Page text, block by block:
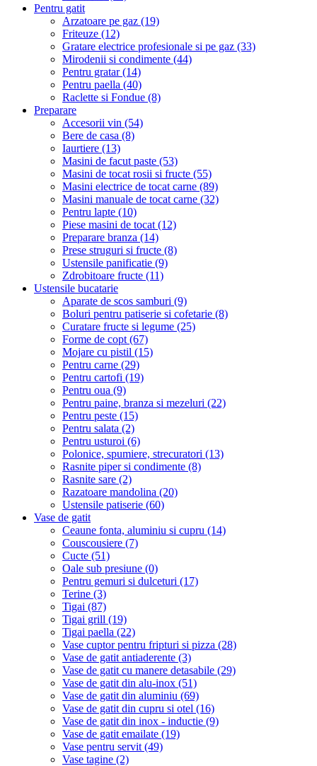
Pentru gatit
Arzatoare pe gaz (19)
Friteuze (12)
Gratare electrice profesionale si pe gaz (33)
Mirodenii si condimente (44)
Pentru gratar (14)
Pentru paella (40)
Raclette si Fondue (8)
Preparare
Accesorii vin (54)
Bere de casa (8)
Iaurtiere (13)
Masini de facut paste (53)
Masini de tocat rosii si fructe (55)
Masini electrice de tocat carne (89)
Masini manuale de tocat carne (32)
Pentru lapte (10)
Piese masini de tocat (12)
Preparare branza (14)
Prese struguri si fructe (8)
Ustensile panificatie (9)
Zdrobitoare fructe (11)
Ustensile bucatarie
Aparate de scos samburi (9)
Boluri pentru patiserie si cofetarie (8)
Curatare fructe si legume (25)
Forme de copt (67)
Mojare cu pistil (15)
Pentru carne (29)
Pentru cartofi (19)
Pentru oua (9)
Pentru paine, branza si mezeluri (22)
Pentru peste (15)
Pentru salata (2)
Pentru usturoi (6)
Polonice, spumiere, strecuratori (13)
Rasnite piper si condimente (8)
Rasnite sare (2)
Razatoare mandolina (20)
Ustensile patiserie (60)
Vase de gatit
Ceaune fonta, aluminiu si cupru (14)
Couscousiere (7)
Cucte (51)
Oale sub presiune (0)
Pentru gemuri si dulceturi (17)
Terine (3)
Tigai (87)
Tigai grill (19)
Tigai paella (22)
Vase cuptor pentru fripturi si pizza (28)
Vase de gatit antiaderente (3)
Vase de gatit cu manere detasabile (29)
Vase de gatit din alu-inox (51)
Vase de gatit din aluminiu (69)
Vase de gatit din cupru si otel (16)
Vase de gatit din inox - inductie (9)
Vase de gatit emailate (19)
Vase pentru servit (49)
Vase tagine (2)